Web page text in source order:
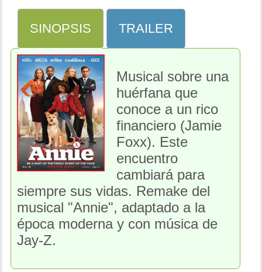
SINOPSIS TRAILER
Musical sobre una
huérfana que
conoce a un rico
financiero (Jamie
Foxx). Este
encuentro
cambiará para
siempre sus vidas. Remake del
musical "Annie", adaptado a la
época moderna y con música de
Jay-Z.